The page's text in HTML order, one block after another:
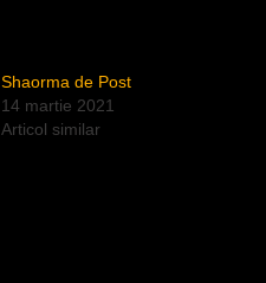
Shaorma de Post
14 martie 2021
Articol similar